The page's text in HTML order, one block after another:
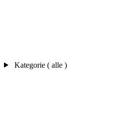
Kategorie ( alle )